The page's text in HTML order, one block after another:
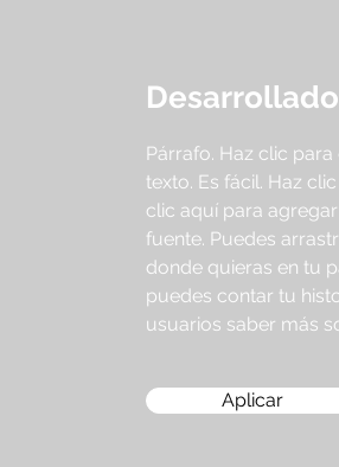
Párrafo. Haz clic
texto. Es fácil. Haz
clic aquí para
fuente. Puedes
donde quieras en tu
puedes contar tu
usuarios saber más
Aplicar